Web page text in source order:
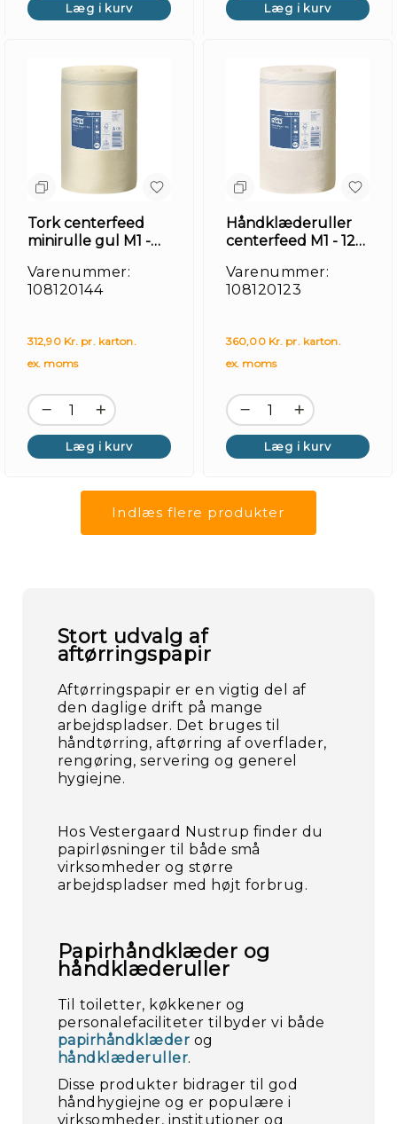
Læg i kurv Læg i kurv
Tork centerfeed
minirulle gul M1 -
Varenummer:
108120144
312,90 Kr. pr. karton.
ex. moms
Læg i kurv
Håndklæderuller
centerfeed M1 - 120
Varenummer:
108120123
360,00 Kr. pr. karton.
ex. moms
Læg i kurv
Indlæs flere produkter
Stort udvalg af
aftørringspapir
Aftørringspapir er en vigtig del af
den daglige drift på mange
arbejdspladser. Det bruges til
håndtørring, aftørring af overflader,
rengøring, servering og generel
hygiejne.
Hos Vestergaard Nustrup finder du
papirløsninger til både små
virksomheder og større
arbejdspladser med højt forbrug.
Papirhåndklæder og
håndklæderuller
Til toiletter, køkkener og
personalefaciliteter tilbyder vi både
papirhåndklæder og
håndklæderuller.
Disse produkter bidrager til god
håndhygiejne og er populære i
virksomheder, institutioner og